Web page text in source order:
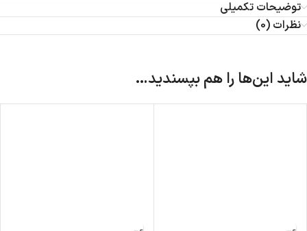
توضیحات تکمیلی
نظرات (0)
شاید این‌ها را هم بپسندید…